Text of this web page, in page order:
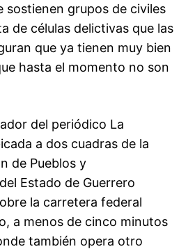
sostienen grupos de civiles
de células delictivas que las
que ya tienen muy bien
hasta el momento no son
del periódico La
a dos cuadras de la
de Pueblos y
Estado de Guerrero
la carretera federal
a menos de cinco minutos
también opera otro